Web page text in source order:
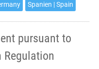
Spanien | Spain
pursuant to
Regulation